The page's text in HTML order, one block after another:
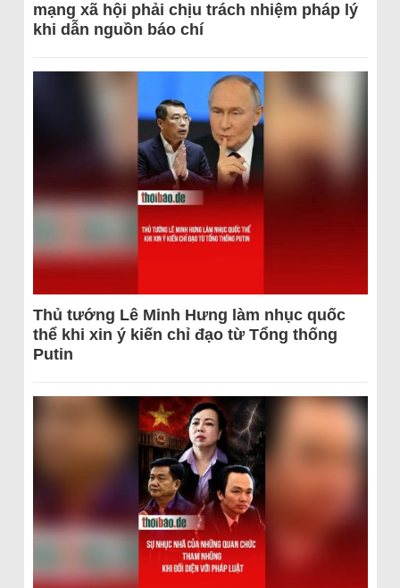
mạng xã hội phải chịu trách nhiệm pháp lý
khi dẫn nguồn báo chí
Thủ tướng Lê Minh Hưng làm nhục quốc
thể khi xin ý kiến chỉ đạo từ Tổng thống
Putin